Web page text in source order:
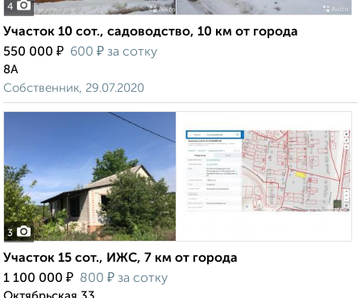
4
Участок 10 сот., садоводство, 10 км от города
550 000 ₽ 600 ₽ за сотку
8А
Собственник, 29.07.2020
3
Участок 15 сот., ИЖС, 7 км от города
1 100 000 ₽ 800 ₽ за сотку